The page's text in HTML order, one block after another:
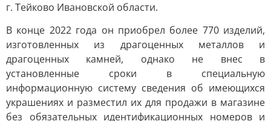
г. Тейково Ивановской области.
В конце 2022 года он приобрел более 770 изделий,
изготовленных из драгоценных металлов и
драгоценных камней, однако не внес в
установленные сроки в специальную
информационную систему сведения об имеющихся
украшениях и разместил их для продажи в магазине
без обязательных идентификационных номеров и